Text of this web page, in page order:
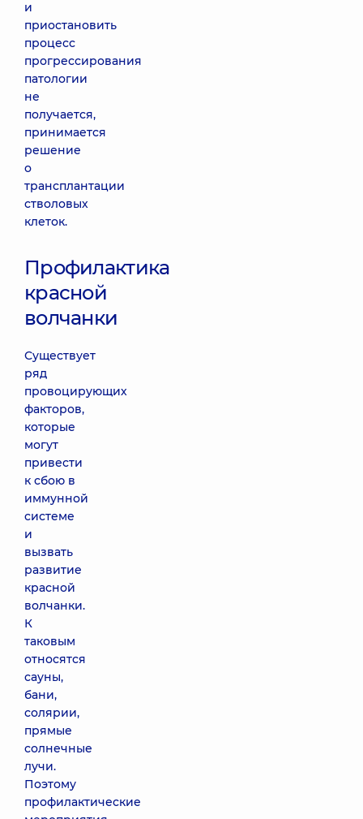
и
приостановить
процесс
прогрессирования
патологии
не
получается,
принимается
решение
о
трансплантации
стволовых
клеток.
Профилактика
красной
волчанки
Существует
ряд
провоцирующих
факторов,
которые
могут
привести
к сбою в
иммунной
системе
и
вызвать
развитие
красной
волчанки.
К
таковым
относятся
сауны,
бани,
солярии,
прямые
солнечные
лучи.
Поэтому
профилактические